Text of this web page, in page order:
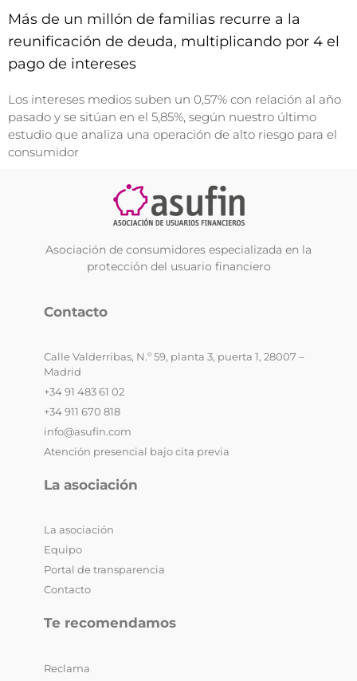
Más de un millón de familias recurre a la
reunificación de deuda, multiplicando por 4 el
pago de intereses
Los intereses medios suben un 0,57% con relación al año
pasado y se sitúan en el 5,85%, según nuestro último
estudio que analiza una operación de alto riesgo para el
consumidor
Asociación de consumidores especializada en la
protección del usuario financiero
Contacto
Calle Valderribas, N.º 59, planta 3, puerta 1, 28007 –
Madrid
+34 91 483 61 02
+34 911 670 818
info@asufin.com
Atención presencial bajo cita previa
La asociación
La asociación
Equipo
Portal de transparencia
Contacto
Te recomendamos
Reclama